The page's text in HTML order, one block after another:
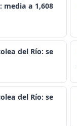
media a 1,608
del Río: se
del Río: se